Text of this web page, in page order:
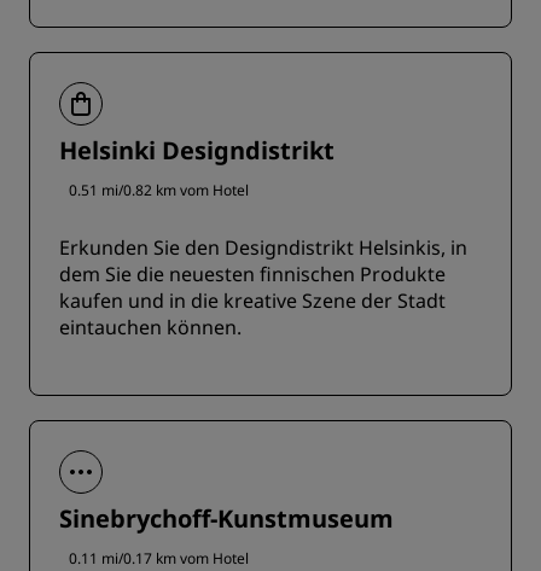
Helsinki Designdistrikt
0.51 mi/0.82 km vom Hotel
Erkunden Sie den Designdistrikt Helsinkis, in
dem Sie die neuesten finnischen Produkte
kaufen und in die kreative Szene der Stadt
eintauchen können.
Sinebrychoff-Kunstmuseum
0.11 mi/0.17 km vom Hotel